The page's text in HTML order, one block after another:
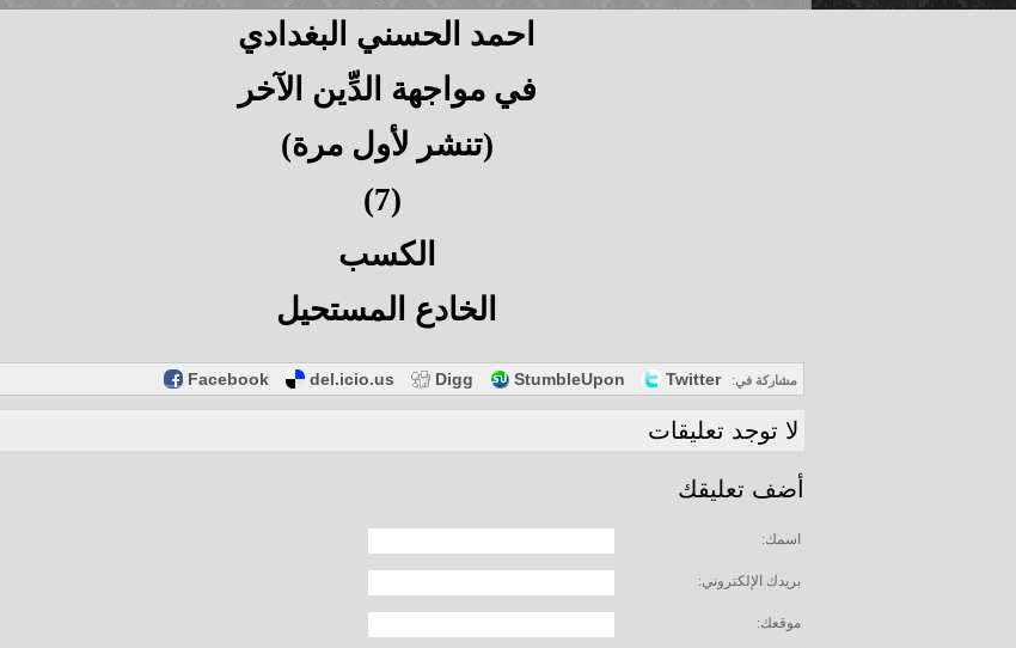
احمد الحسني البغدادي
في مواجهة الدِّين الآخر
(تنشر لأول مرة)
(7)
الكسب
الخادع المستحيل
Facebook del.icio.us Digg StumbleUpon Twitter :مشاركة في
لا توجد تعليقات
أضف تعليقك
اسمك:
بريدك الإلكتروني:
موقعك: